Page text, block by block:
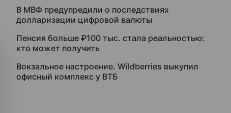
В МВФ предупредили о последствиях
долларизации цифровой валюты
Пенсия больше ₽100 тыс. стала реальностью:
кто может получить
Вокзальное настроение. Wildberries выкупил
офисный комплекс у ВТБ